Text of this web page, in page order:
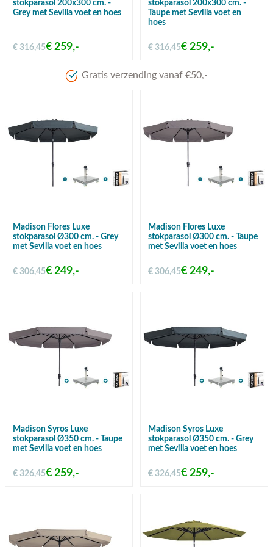
stokparasol 200x300 cm. -
Grey met Sevilla voet en hoes
€ 316,45€ 259,-
stokparasol 200x300 cm. -
Taupe met Sevilla voet en
hoes
€ 316,45€ 259,-
Madison Flores Luxe
stokparasol Ø300 cm. - Grey
met Sevilla voet en hoes
€ 306,45€ 249,-
Madison Flores Luxe
stokparasol Ø300 cm. - Taupe
met Sevilla voet en hoes
€ 306,45€ 249,-
Madison Syros Luxe
stokparasol Ø350 cm. - Taupe
met Sevilla voet en hoes
€ 326,45€ 259,-
Madison Syros Luxe
stokparasol Ø350 cm. - Grey
met Sevilla voet en hoes
€ 326,45€ 259,-